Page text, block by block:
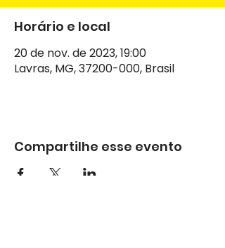
Horário e local
20 de nov. de 2023, 19:00
Lavras, MG, 37200-000, Brasil
Compartilhe esse evento